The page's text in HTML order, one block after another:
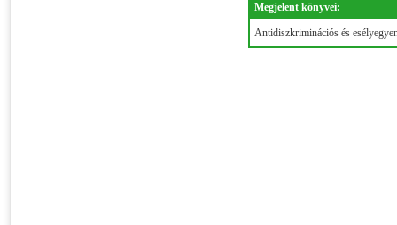
Megjelent könyvei:
Antidiszkriminációs és